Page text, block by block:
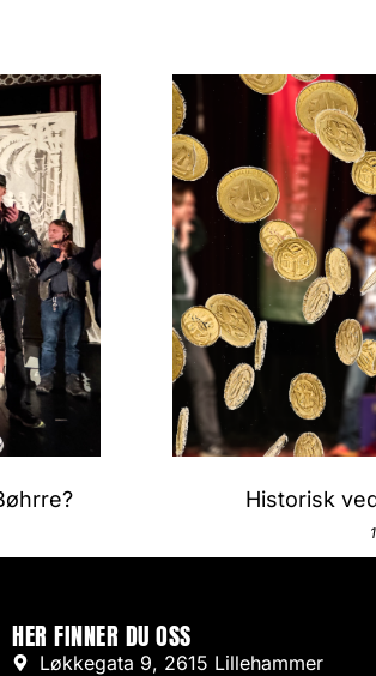
Historisk
HER FINNER DU OSS
Løkkegata 9, 2615 Lillehammer